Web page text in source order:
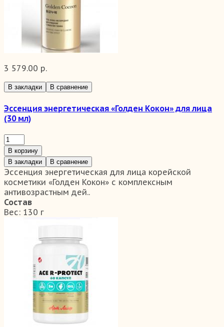
3 579.00 р.
В закладки В сравнение
Эссенция энергетическая «Голден Кокон» для лица
(30 мл)
В корзину
В закладки
В сравнение
Эссенция энергетическая для лица корейской
косметики «Голден Кокон» с комплексным
антивозрастным дей..
Состав
Вес: 130 г